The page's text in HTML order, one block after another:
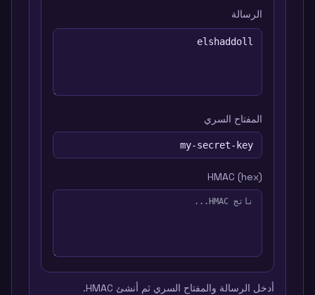
الرسالة
المفتاح السري
HMAC (hex)
أدخل الرسالة والمفتاح السري ثم أنشئ HMAC.